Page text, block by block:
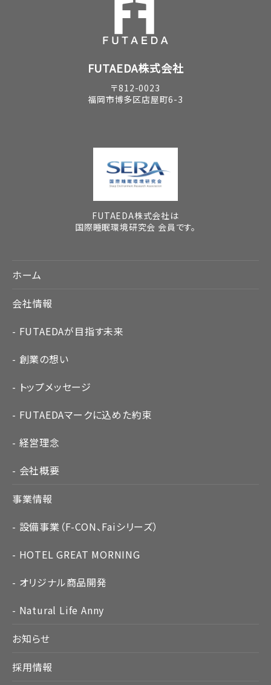
FUTAEDA株式会社
〒812-0023
福岡市博多区店屋町6-3
FUTAEDA株式会社は
国際睡眠環境研究会 会員です。
ホーム
会社情報
FUTAEDAが目指す未来
創業の想い
トップメッセージ
FUTAEDAマークに込めた約束
経営理念
会社概要
事業情報
設備事業（F-CON、Faiシリーズ）
HOTEL GREAT MORNING
オリジナル商品開発
Natural Life Anny
お知らせ
採用情報